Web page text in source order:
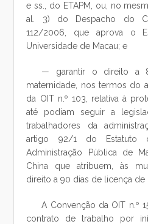
e ss., do ETAPM, ou, no
al. 3) do Despacho do
112/2006, que aprova o
Universidade de Macau; e
— garantir o direito a
maternidade, nos termos do
da OIT n.º 103, relativa à
até podiam seguir a
trabalhadores da
artigo 92/1 do Estatuto
Administração Pública de
China que atribuem, às
direito a 90 dias de licença de
A Convenção da OIT n.º
contrato de trabalho por